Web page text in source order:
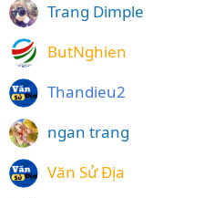
Trang Dimple
ButNghien
Thandieu2
ngan trang
Văn Sử Địa